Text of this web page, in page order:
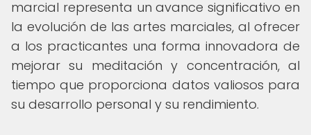
marcial representa un avance significativo en
la evolución de las artes marciales, al ofrecer
a los practicantes una forma innovadora de
mejorar su meditación y concentración, al
tiempo que proporciona datos valiosos para
su desarrollo personal y su rendimiento.